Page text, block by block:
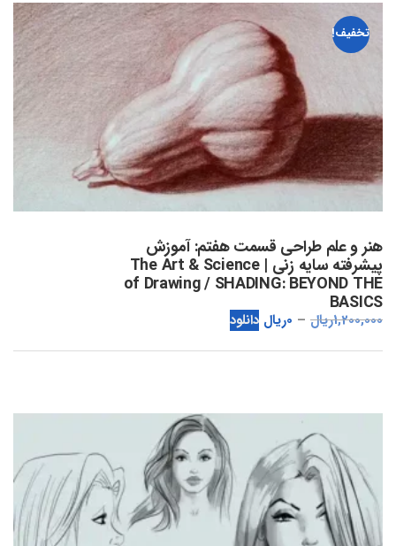
تخفیف!
هنر و علم طراحی قسمت هفتم: آموزش
پیشرفته سایه زنی | The Art & Science
of Drawing / SHADING: BEYOND THE
BASICS
1,200,000ریال 0ریال دانلود